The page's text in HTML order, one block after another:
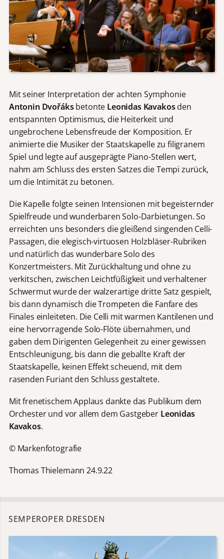
Mit seiner Interpretation der achten Symphonie
Antonin Dvořáksbetonte Leonidas Kavakosden
entspannten Optimismus, die Heiterkeit und
ungebrochene Lebensfreude der Komposition. Er
animierte die Musiker der Staatskapelle zu filigranem
Spiel und legte auf ausgeprägte Piano-Stellen wert,
nahm am Schluss des ersten Satzes die Tempi zurück,
um die Intimität zu betonen.
Die Kapelle folgte seinen Intensionen mit begeisternder
Spielfreude und wunderbaren Solo-Darbietungen. So
erreichten uns besonders die gleißend singenden Celli-
Passagen, die elegisch-virtuosen Holzbläser-Rubriken
und natürlich das wunderbare Solo des
Konzertmeisters. Mit Zurückhaltung und ohne zu
verkitschen, zwischen Leichtfüßigkeit und verhaltener
Schwermut wurde der walzerartige dritte Satz gespielt,
bis dann dynamisch die Trompeten die Fanfare des
Finales einleiteten. Die Celli mit warmen Kantilenen und
eine hervorragende Solo-Flöte übernahmen, und
gaben dem Dirigenten Gelegenheit zu einer gewissen
Entschleunigung, bis dann die geballte Kraft der
Staatskapelle, keinen Effekt scheuend, mit dem
rasenden Furiant den Schluss gestaltete.
Mit frenetischem Applaus dankte das Publikum dem
Orchester und vor allem dem Gastgeber Leonidas
Kavakos.
© Markenfotografie
Thomas Thielemann 24.9.22
SEMPEROPER DRESDEN